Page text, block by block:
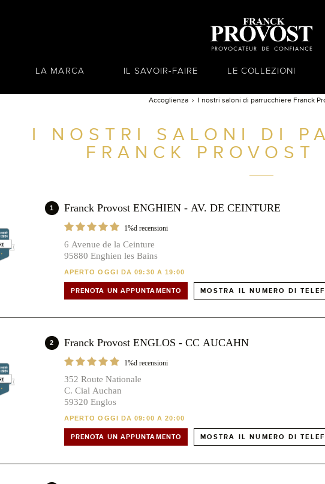
Accoglienza I nostri saloni di parrucchiere Franck
I NOSTRI SALONI DI
FRANCK PROVOST
1 Franck Provost ENGHIEN - AV. DE CEINTURE
1%d recensioni
6 Avenue de la Ceinture
95880 Enghien les Bains
APERTO OGGI DA 09:30 A 19:00
PRENOTA UN APPUNTAMENTO MOSTRA IL NUMERO DI
2 Franck Provost ENGLOS - CC AUCAHN
1%d recensioni
352 Route Nationale
C. Cial Auchan
59320 Englos
APERTO OGGI DA 09:00 A 20:00
PRENOTA UN APPUNTAMENTO MOSTRA IL NUMERO DI
LA MARCA IL SAVOIR-FAIRE LE COLLEZIONI